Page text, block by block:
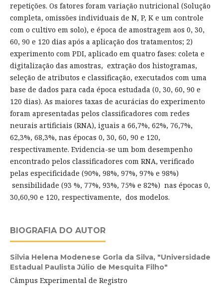
repetições. Os fatores foram variação nutricional (Solução
completa, omissões individuais de N, P, K e um controle
com o cultivo em solo), e época de amostragem aos 0, 30,
60, 90 e 120 dias após a aplicação dos tratamentos; 2)
experimento com PDI, aplicado em quatro fases: coleta e
digitalização das amostras, extração dos histogramas,
seleção de atributos e classificação, executados com uma
base de dados para cada época estudada (0, 30, 60, 90 e
120 dias). As maiores taxas de acurácias do experimento
foram apresentadas pelos classificadores com redes
neurais artificiais (RNA), iguais a 66,7%, 62%, 76,7%,
62,3%, 68,3%, nas épocas 0, 30, 60, 90 e 120,
respectivamente. Evidencia-se um bom desempenho
encontrado pelos classificadores com RNA, verificado
pelas especificidade (90%, 98%, 97%, 97% e 98%)
sensibilidade (93 %, 77%, 93%, 75% e 82%) nas épocas 0,
30,60,90 e 120, respectivamente, dos modelos.
BIOGRAFIA DO AUTOR
Silvia Helena Modenese Gorla da Silva, "Universidade
Estadual Paulista Júlio de Mesquita Filho"
Câmpus Experimental de Registro